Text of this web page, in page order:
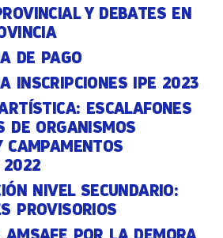
Y DEBATES EN
DE PAGO
INSCRIPCIONES IPE 2023
ESCALAFONES
DE ORGANISMOS
CAMPAMENTOS
2022
NIVEL SECUNDARIO:
PROVISORIOS